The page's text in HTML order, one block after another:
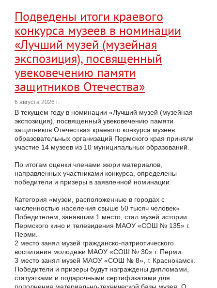
Подведены итоги краевого
конкурса музеев в номинации
«Лучший музей (музейная
экспозиция), посвященный
увековечению памяти
защитников Отечества»
6 августа 2026 г.
В текущем году в номинации «Лучший музей (музейная
экспозиция), посвященный увековечению памяти
защитников Отечества» краевого конкурса музеев
образовательных организаций Пермского края приняли
участие 14 музеев из 10 муниципальных образований.
По итогам оценки членами жюри материалов,
направленных участниками конкурса, определены
победители и призеры в заявленной номинации.
Категория «музеи, расположенные в городах с
численностью населения свыше 50 тысяч человек»
Победителем, занявшим 1 место, стал музей истории
Пермского кино и телевидения МАОУ «СОШ № 135» г.
Перми.
2 место занял музей гражданско-патриотического
воспитания молодежи МАОУ «СОШ № 30» г. Перми.
3 место занял музей МАОУ «СОШ № 8», г. Краснокамск.
Победители и призеры будут награждены дипломами,
статуэтками и подарочными сертификатами для
пополнения материально-технической базы музея. О